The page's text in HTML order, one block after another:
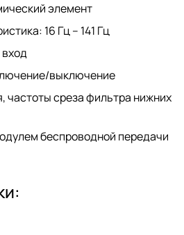
элемент
16 Гц – 141 Гц
вход
выключение
частоты среза фильтра нижних
беспроводной передачи